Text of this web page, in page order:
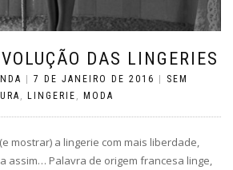
DAS LINGERIES
7 DE JANEIRO DE 2016
SEM
, LINGERIE , MODA
mostrar) a lingerie com mais liberdade,
assim… Palavra de origem francesa linge,